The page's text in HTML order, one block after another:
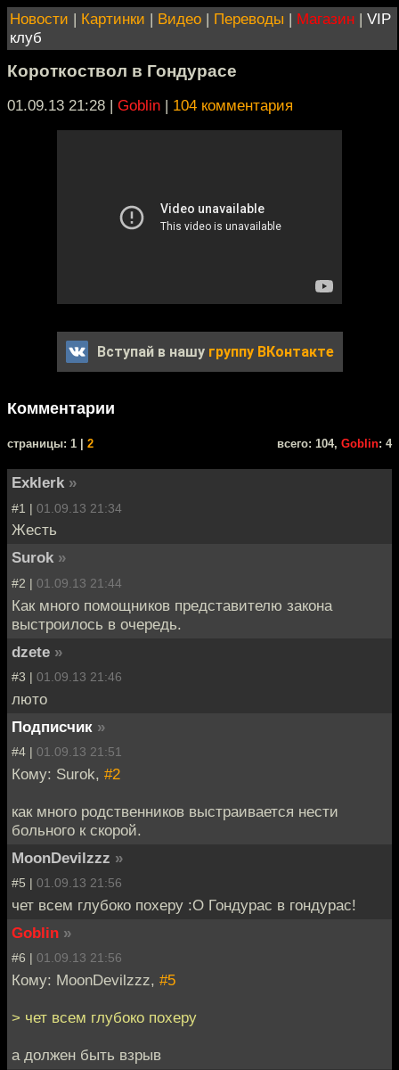
Новости | Картинки | Видео | Переводы | Магазин | VIP
клуб
Короткоствол в Гондурасе
01.09.13 21:28 | Goblin | 104 комментария
Вступай в нашу группу ВКонтакте
Комментарии
cтраницы: 1 | 2 всего: 104, Goblin: 4
Exklerk »
#1 | 01.09.13 21:34
Жесть
Surok »
#2 | 01.09.13 21:44
Как много помощников представителю закона
выстроилось в очередь.
dzete »
#3 | 01.09.13 21:46
люто
Подписчик »
#4 | 01.09.13 21:51
Кому: Surok, #2
как много родственников выстраивается нести
больного к скорой.
MoonDevilzzz »
#5 | 01.09.13 21:56
чет всем глубоко похеру :O Гондурас в гондурас!
Goblin »
#6 | 01.09.13 21:56
Кому: MoonDevilzzz, #5
> чет всем глубоко похеру
а должен быть взрыв